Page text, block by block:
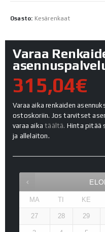
Osasto: Kesärenkaat
Varaa
315,04€
Varaa aika renkaiden
ostoskoriin. Jos tarvitset
varaa aikatäältä. Hinta pitää
ja allelaiton.
MA TI KE
27 28 29